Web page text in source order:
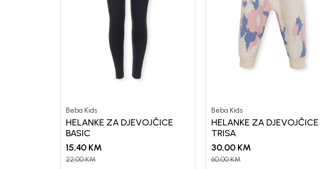
Beba Kids
HELANKE ZA DJEVOJČICE
BASIC
15,40 KM
22,00KM
Beba Kids
HELANKE ZA DJEVOJČICE
TRISA
30,00 KM
60,00KM
Prijavi se, ostvari popuste i postani deo BebaKids priče.